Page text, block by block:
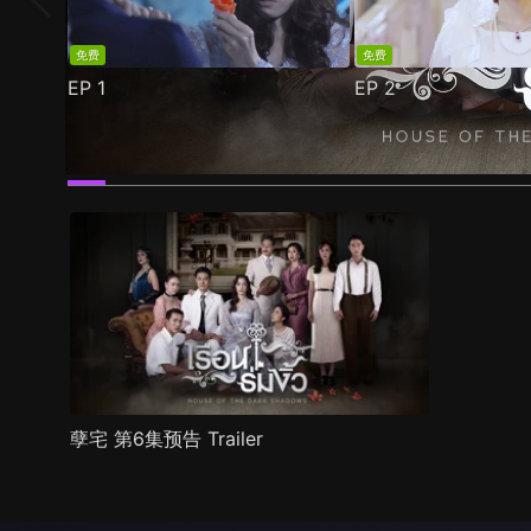
免费
EP 1
免费
EP 2
剧情介绍
孽宅 第6集预告 Trailer